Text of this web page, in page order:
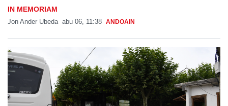
IN MEMORIAM
Jon Ander Ubeda abu 06, 11:38 ANDOAIN